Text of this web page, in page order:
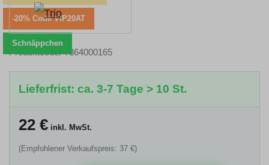
-20% Code VIP20AT
Schnäppchen
Produktcode: T364000165
Lieferfrist: ca. 3-7 Tage > 10 St.
22 € inkl. MwSt.
(Empfohlener Verkaufspreis: 37 €)